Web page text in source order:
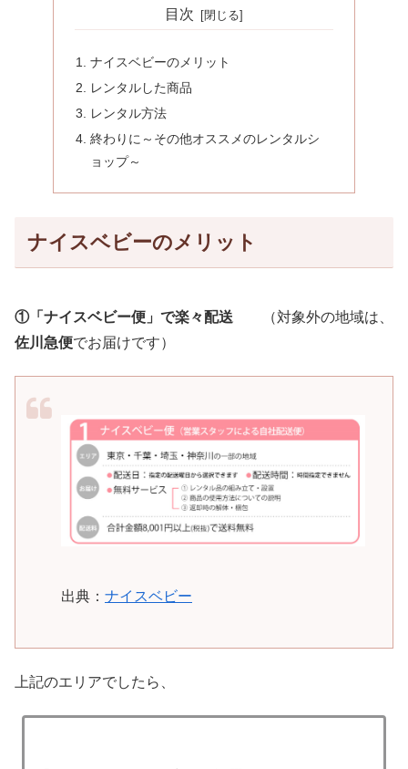
目次
ナイスベビーのメリット
レンタルした商品
レンタル方法
終わりに～その他オススメのレンタルシ
ョップ～
ナイスベビーのメリット
①「ナイスベビー便」で楽々配送
（対象外の地域は、
佐川急便でお届けです）
出典： ナイスベビー
上記のエリアでしたら、